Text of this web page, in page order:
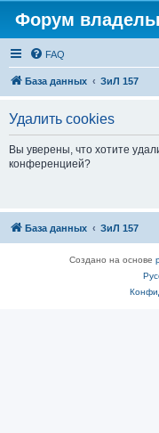
Форум
FAQ
База данных ЗиЛ 157
Удалить cookies
Вы уверены, что хотите
конференцией?
База данных ЗиЛ 157
Создано на основе